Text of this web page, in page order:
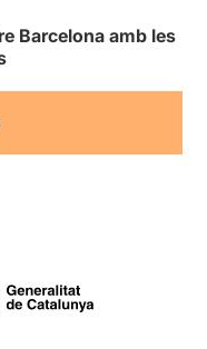
Barcelona amb les